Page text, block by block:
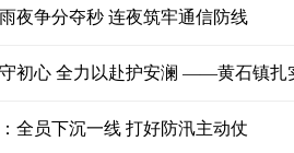
夜争分夺秒 连夜筑牢通信防线
初心 全力以赴护安澜 ——黄石镇扎
全员下沉一线 打好防汛主动仗